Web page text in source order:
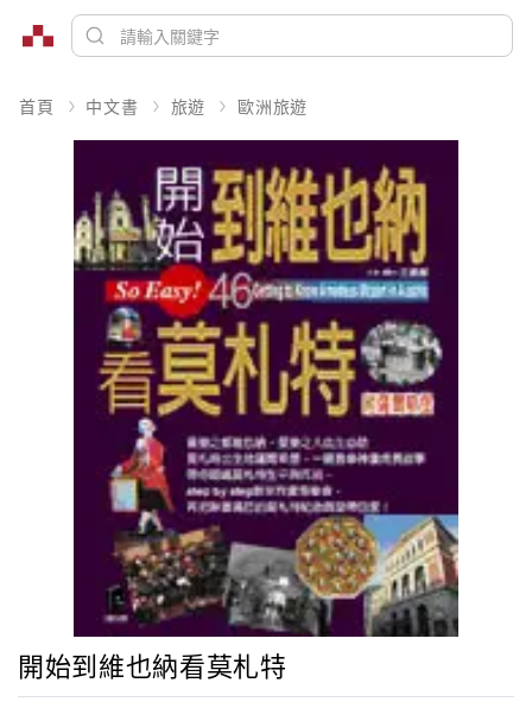
首頁 中文書 旅遊 歐洲旅遊
開始到維也納看莫札特